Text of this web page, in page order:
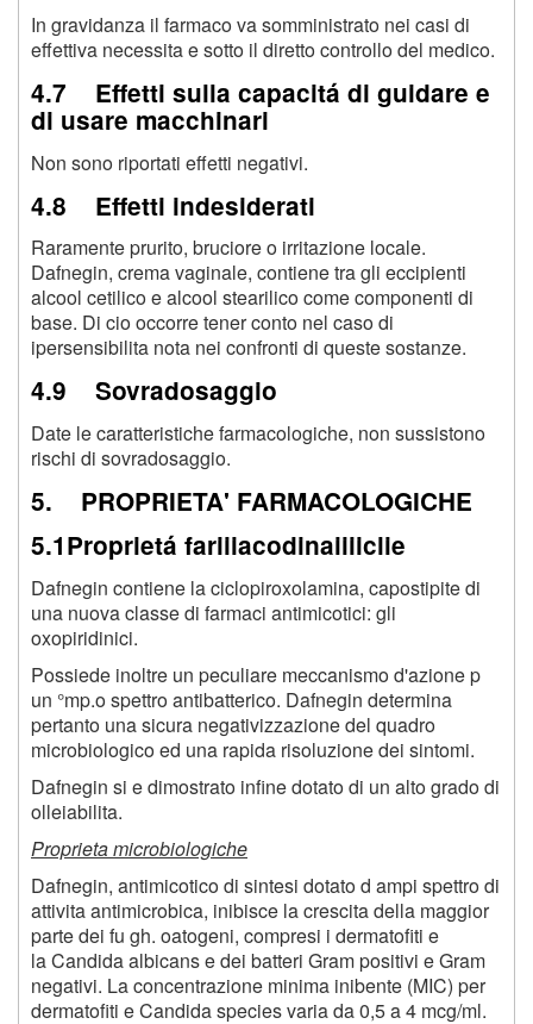
In gravidanza il farmaco va somministrato nei casi di
effettiva necessita e sotto il diretto controllo del medico.
4.7 Effetti sulla capacitá di guidare e
di usare macchinari
Non sono riportati effetti negativi.
4.8 Effetti indesiderati
Raramente prurito, bruciore o irritazione locale.
Dafnegin, crema vaginale, contiene tra gli eccipienti
alcool cetilico e alcool stearilico come componenti di
base. Di cio occorre tener conto nel caso di
ipersensibilita nota nei confronti di queste sostanze.
4.9 Sovradosaggio
Date le caratteristiche farmacologiche, non sussistono
rischi di sovradosaggio.
5. PROPRIETA' FARMACOLOGICHE
5.1Proprietá fariiiacodinaiiiiclie
Dafnegin contiene la ciclopiroxolamina, capostipite di
una nuova classe di farmaci antimicotici: gli
oxopiridinici.
Possiede inoltre un peculiare meccanismo d'azione p
un °mp.o spettro antibatterico. Dafnegin determina
pertanto una sicura negativizzazione del quadro
microbiologico ed una rapida risoluzione dei sintomi.
Dafnegin si e dimostrato infine dotato di un alto grado di
olleiabilita.
Proprieta microbiologiche
Dafnegin, antimicotico di sintesi dotato d ampi spettro di
attivita antimicrobica, inibisce la crescita della maggior
parte dei fu gh. oatogeni, compresi i dermatofiti e
la Candida albicans e dei batteri Gram positivi e Gram
negativi. La concentrazione minima inibente (MIC) per
dermatofiti e Candida species varia da 0,5 a 4 mcg/ml.